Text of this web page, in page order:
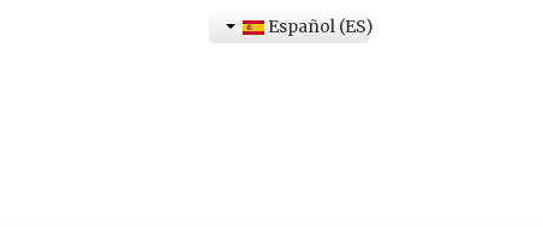
Español (ES)